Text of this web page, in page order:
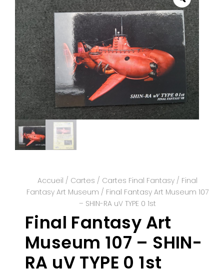
Accueil / Cartes / Cartes Final Fantasy / Final
Fantasy Art Museum / Final Fantasy Art Museum 107
– SHIN-RA uV TYPE 0 1st
Final Fantasy Art
Museum 107 – SHIN-
RA uV TYPE 0 1st